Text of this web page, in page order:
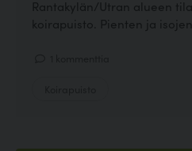
Rantakylän/Utran alueen
koirapuisto. Pienten ja